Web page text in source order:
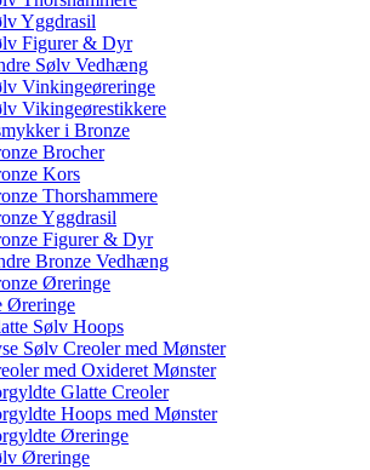
Yggdrasil
Figurer & Dyr
Sølv Vedhæng
Vinkingeøreringe
Vikingeørestikkere
i Bronze
Brocher
Kors
Thorshammere
Yggdrasil
Figurer & Dyr
Bronze Vedhæng
Øreringe
Øreringe
Sølv Hoops
Sølv Creoler med Mønster
med Oxideret Mønster
Glatte Creoler
Hoops med Mønster
Øreringe
Øreringe